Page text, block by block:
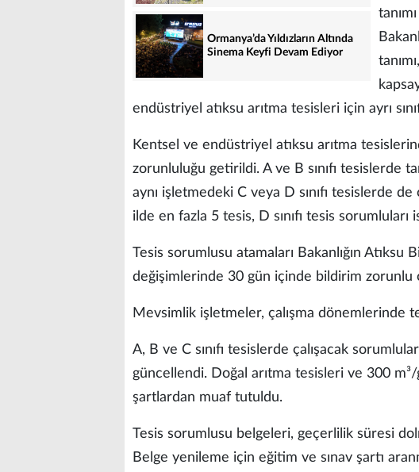
Ormanya’da Yıldızların Altında
Sinema Keyfi Devam Ediyor
endüstriyel atıksu arıtma tesisleri için ayrı
Kentsel ve endüstriyel atıksu arıtma
zorunluluğu getirildi. A ve B sınıfı tesislerde
aynı işletmedeki C veya D sınıfı tesislerde de
ilde en fazla 5 tesis, D sınıfı tesis sorumluları
Tesis sorumlusu atamaları Bakanlığın
değişimlerinde 30 gün içinde bildirim zorunlu
Mevsimlik işletmeler, çalışma dönemlerinde
A, B ve C sınıfı tesislerde çalışacak
güncellendi. Doğal arıtma tesisleri ve 300
şartlardan muaf tutuldu.
Tesis sorumlusu belgeleri, geçerlilik süresi
Belge yenileme için eğitim ve sınav şartı